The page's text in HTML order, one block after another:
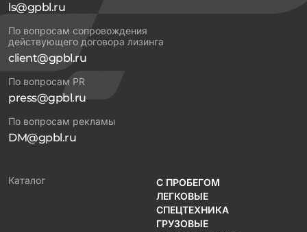
ls@gpbl.ru
По вопросам сопровождения
действующего договора лизинга
client@gpbl.ru
По вопросам PR
press@gpbl.ru
По вопросам рекламы
DM@gpbl.ru
Каталог
С ПРОБЕГОМ
ЛЕГКОВЫЕ
СПЕЦТЕХНИКА
ГРУЗОВЫЕ